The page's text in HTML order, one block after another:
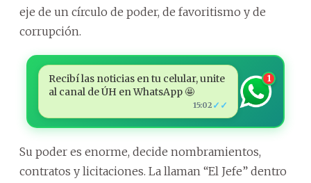
eje de un círculo de poder, de favoritismo y de
corrupción.
Recibí las noticias en tu celular, unite
al canal de ÚH en WhatsApp 🤩
15:02 ✓✓
1
Su poder es enorme, decide nombramientos,
contratos y licitaciones. La llaman “El Jefe” dentro